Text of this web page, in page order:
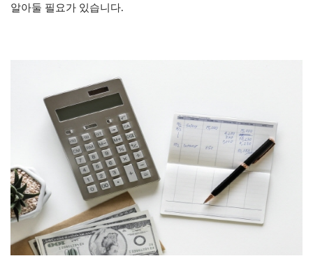
알아둘 필요가 있습니다.